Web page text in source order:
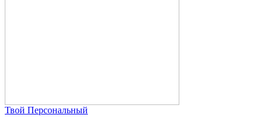
Твой Персональный